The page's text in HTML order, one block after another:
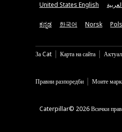
United States English
ಕನ್ನಡ 한국어 Norsk
За Cat Карта на сайта
Правни разпоредби Моите
Caterpillar© 2026 Всички